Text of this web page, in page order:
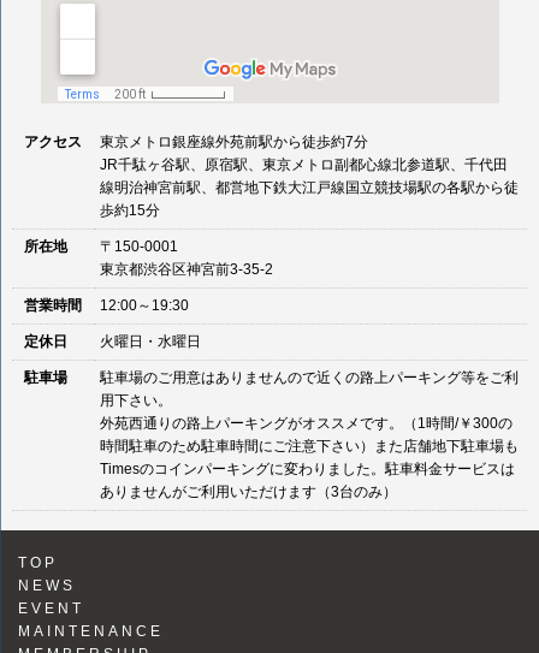
アクセス
東京メトロ銀座線外苑前駅から徒歩約7分
JR千駄ヶ谷駅、原宿駅、東京メトロ副都心線北参道駅、千代田
線明治神宮前駅、都営地下鉄大江戸線国立競技場駅の各駅から徒
歩約15分
所在地
〒150-0001
東京都渋谷区神宮前3-35-2
営業時間 12:00～19:30
定休日 火曜日・水曜日
駐車場
駐車場のご用意はありませんので近くの路上パーキング等をご利
用下さい。
外苑西通りの路上パーキングがオススメです。（1時間/￥300の
時間駐車のため駐車時間にご注意下さい）また店舗地下駐車場も
Timesのコインパーキングに変わりました。駐車料金サービスは
ありませんがご利用いただけます（3台のみ）
TOP
NEWS
EVENT
MAINTENANCE